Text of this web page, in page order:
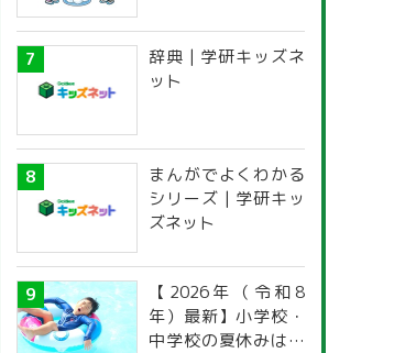
辞典 | 学研キッズネ
ット
まんがでよくわかる
シリーズ | 学研キッ
ズネット
【2026年（令和8
年）最新】小学校・
中学校の夏休みはい